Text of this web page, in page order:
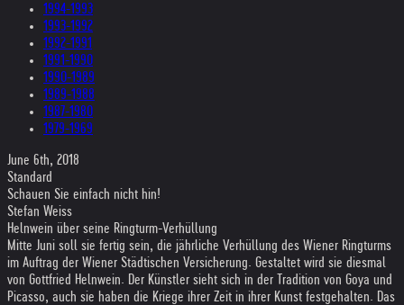
1994-1993
1993-1992
1992-1991
1991-1990
1990-1989
1989-1988
1987-1980
1979-1969
June 6th, 2018
Standard
Schauen Sie einfach nicht hin!
Stefan Weiss
Helnwein über seine Ringturm-Verhüllung
Mitte Juni soll sie fertig sein, die jährliche Verhüllung des Wiener Ringturms
im Auftrag der Wiener Städtischen Versicherung. Gestaltet wird sie diesmal
von Gottfried Helnwein. Der Künstler sieht sich in der Tradition von Goya und
Picasso, auch sie haben die Kriege ihrer Zeit in ihrer Kunst festgehalten. Das